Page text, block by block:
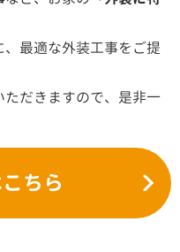
最適な外装工事をご提
だきますので、是非一
ちら